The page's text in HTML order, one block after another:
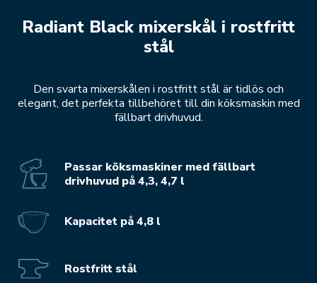
Radiant Black mixerskål i rostfritt
stål
Den svarta mixerskålen i rostfritt stål är tidlös och
elegant, det perfekta tillbehöret till din köksmaskin med
fällbart drivhuvud.
Passar köksmaskiner med fällbart
drivhuvud på 4,3, 4,7 l
Kapacitet på 4,8 l
Rostfritt stål